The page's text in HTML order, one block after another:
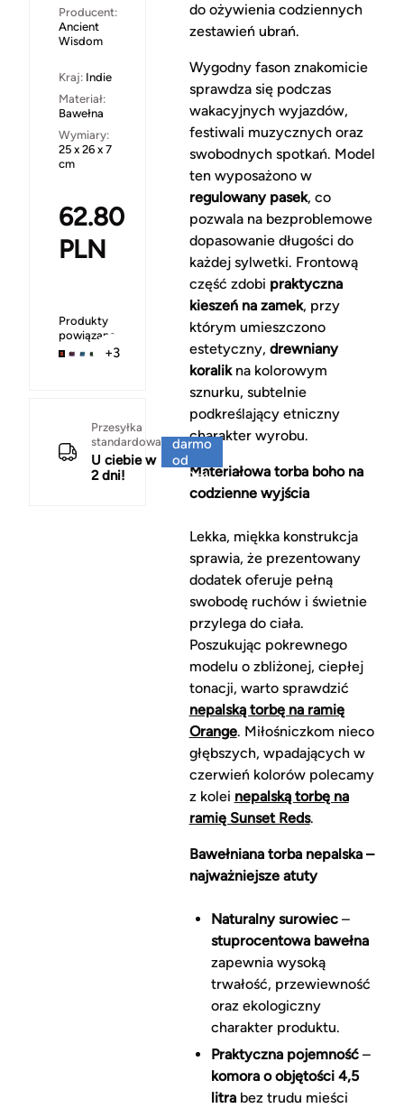
Producent:
Ancient
Wisdom
Kraj: Indie
Materiał:
Bawełna
Wymiary:
25 x 26 x 7
cm
62.80
PLN
Produkty
powiązane
+3
Przesyłka
standardowa
U ciebie w
2 dni!
darmo
od
150 zł
do ożywienia codziennych
zestawień ubrań.
Wygodny fason znakomicie
sprawdza się podczas
wakacyjnych wyjazdów,
festiwali muzycznych oraz
swobodnych spotkań. Model
ten wyposażono w
regulowany pasek, co
pozwala na bezproblemowe
dopasowanie długości do
każdej sylwetki. Frontową
część zdobi praktyczna
kieszeń na zamek, przy
którym umieszczono
estetyczny, drewniany
koralikna kolorowym
sznurku, subtelnie
podkreślający etniczny
charakter wyrobu.
Materiałowa torba boho na
codzienne wyjścia
Lekka, miękka konstrukcja
sprawia, że prezentowany
dodatek oferuje pełną
swobodę ruchów i świetnie
przylega do ciała.
Poszukując pokrewnego
modelu o zbliżonej, ciepłej
tonacji, warto sprawdzić
nepalską torbę na ramię
Orange. Miłośniczkom nieco
głębszych, wpadających w
czerwień kolorów polecamy
z kolei nepalską torbę na
ramię Sunset Reds.
Bawełniana torba nepalska –
najważniejsze atuty
Naturalny surowiec–
stuprocentowa bawełna
zapewnia wysoką
trwałość, przewiewność
oraz ekologiczny
charakter produktu.
Praktyczna pojemność–
komora o objętości 4,5
litrabez trudu mieści